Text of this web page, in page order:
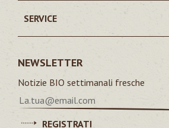
SERVICE
NEWSLETTER
Notizie BIO settimanali fresche
REGISTRATI